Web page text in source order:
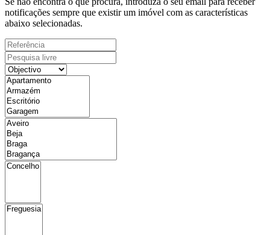
notificações sempre que existir um imóvel com as características
abaixo selecionadas.